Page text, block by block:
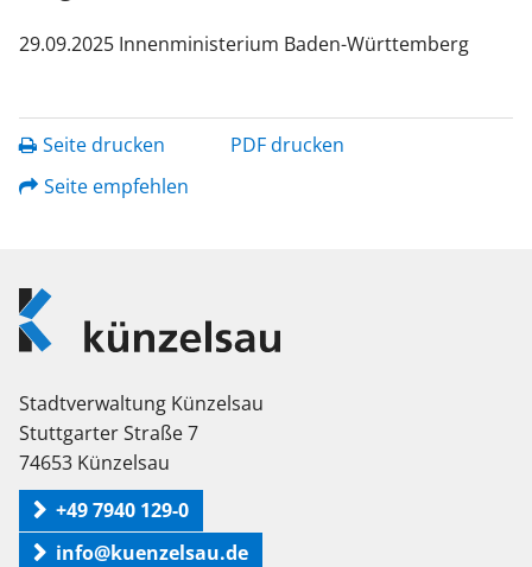
29.09.2025 Innenministerium Baden-Württemberg
Seite drucken
PDF drucken
Seite empfehlen
Logo
Künzelsau
Stadtverwaltung Künzelsau
Stuttgarter Straße 7
74653 Künzelsau
+49 7940 129-0
info@kuenzelsau.de